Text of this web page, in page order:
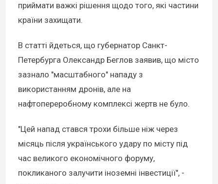
приймати важкі рішення щодо того, які частини
країни захищати.
В статті йдеться, що губернатор Санкт-
Петербурга Олександр Беглов заявив, що місто
зазнало "масштабного" нападу з
використанням дронів, але на
нафтопереробному комплексі жертв не було.
"Цей напад стався трохи більше ніж через
місяць після українського удару по місту під
час великого економічного форуму,
покликаного залучити іноземні інвестиції", -